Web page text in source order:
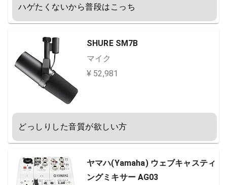
ハゲたくないから普段はこっち
SHURE SM7B
マイク
¥ 52,981
どっしりした音質が欲しい方
ヤマハ(Yamaha) ウェブキャスティ
ングミキサー AG03